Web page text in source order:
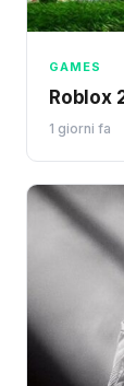
GAMES
Roblox
1 giorni fa